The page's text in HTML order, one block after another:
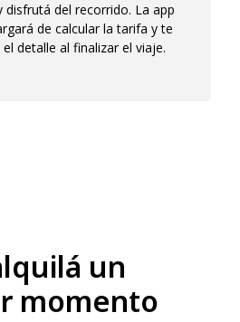
disfrutá del recorrido. La app
de calcular la tarifa y te
detalle al finalizar el viaje.
un
momento